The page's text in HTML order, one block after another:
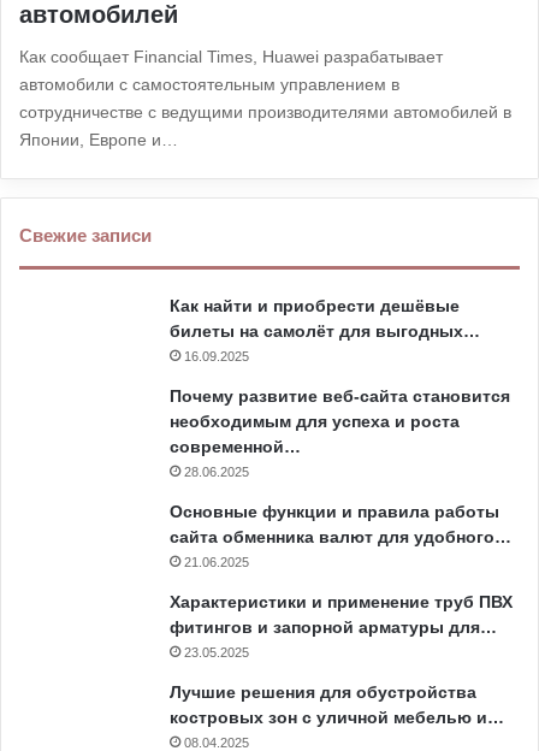
автомобилей
Как сообщает Financial Times, Huawei разрабатывает
автомобили с самостоятельным управлением в
сотрудничестве с ведущими производителями автомобилей в
Японии, Европе и…
Свежие записи
Как найти и приобрести дешёвые
билеты на самолёт для выгодных…
16.09.2025
Почему развитие веб-сайта становится
необходимым для успеха и роста
современной…
28.06.2025
Основные функции и правила работы
сайта обменника валют для удобного…
21.06.2025
Характеристики и применение труб ПВХ
фитингов и запорной арматуры для…
23.05.2025
Лучшие решения для обустройства
костровых зон с уличной мебелью и…
08.04.2025